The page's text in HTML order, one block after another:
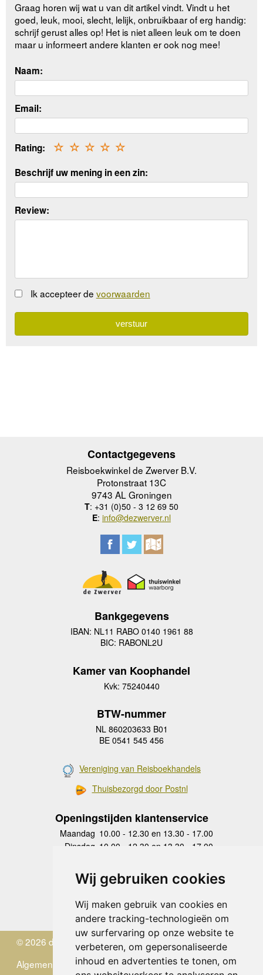
Wij gebruiken cookies
Wij maken gebruik van cookies en
andere tracking-technologieën om
uw surfervaring op onze website te
verbeteren, om gepersonaliseerde
inhoud en advertenties te tonen, om
Graag horen wij wat u van dit artikel vindt. Vindt u het
goed, leuk, mooi, slecht, lelijk, onbruikbaar of erg handig:
schrijf gerust alles op! Het is niet alleen leuk om te doen
maar u informeert andere klanten er ook nog mee!
Naam:
Email:
Rating: ☆
☆
☆
☆
☆
Beschrijf uw mening in een zin:
Review:
Ik accepteer de voorwaarden
Contactgegevens
Reisboekwinkel de Zwerver B.V.
Protonstraat 13C
9743 AL Groningen
T: +31 (0)50 - 3 12 69 50
E: info@dezwerver.nl
Bankgegevens
IBAN: NL11 RABO 0140 1961 88
BIC: RABONL2U
Kamer van Koophandel
Kvk: 75240440
BTW-nummer
NL 860203633 B01
BE 0541 545 456
Vereniging van Reisboekhandels
Thuisbezorgd door Postnl
Openingstijden klantenservice
Maandag 10.00 - 12.30 en 13.30 - 17.00
Dinsdag 10.00 - 12.30 en 13.30 - 17.00
Donderdag
10.00 - 12.30 en 13.30 - 17.00
Vrijdag 10.00 - 12.30 en 13.30 - 17.00
Zaterdag
gesloten
Zondag gesloten
© 2026 de Zwerver
Algemene Voorwaarden